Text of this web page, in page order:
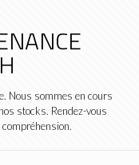
Nous sommes en cours
stocks. Rendez-vous